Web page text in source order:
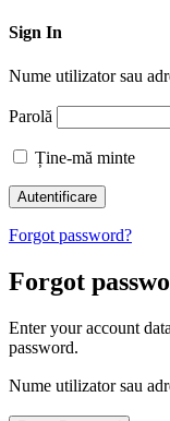
Sign In
Nume utilizator sau
Parolă
Ține-mă minte
Forgot password?
Forgot
Enter your account
password.
Nume utilizator sau